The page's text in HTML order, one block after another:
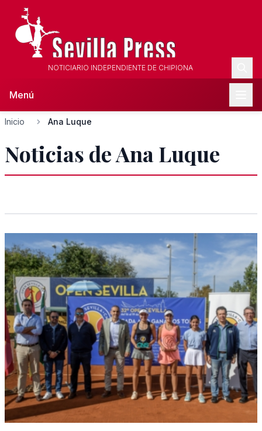
NOTICIARIO INDEPENDIENTE DE CHIPIONA
Menú
Inicio Ana Luque
Noticias de Ana Luque